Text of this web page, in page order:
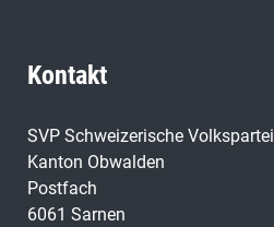
Kontakt
SVP Schweizerische Volkspartei
Kanton Obwalden
Postfach
6061 Sarnen